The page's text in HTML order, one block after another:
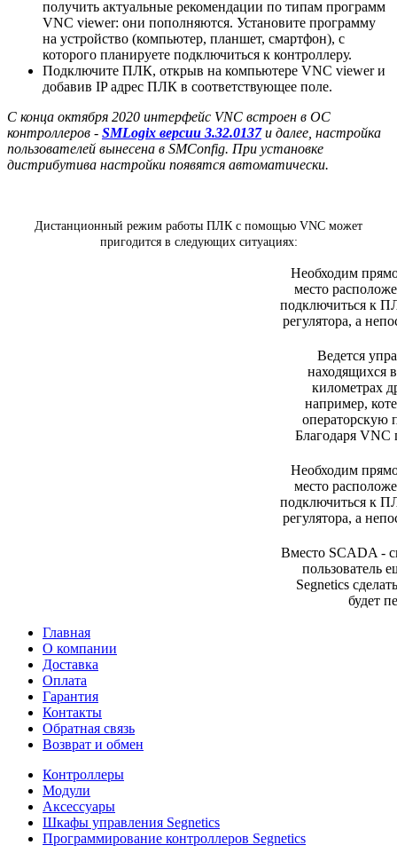
получить актуальные рекомендации по типам программ
VNC viewer: они пополняются. Установите программу
на устройство (компьютер, планшет, смартфон), с
которого планируете подключиться к контроллеру.
Подключите ПЛК, открыв на компьютере VNC viewer и
добавив IP адрес ПЛК в соответствующее поле.
С конца октября 2020 интерфейс VNC встроен в ОС
контроллеров - SMLogix версии 3.32.0137и далее, настройка
пользователей вынесена в SMConfig. При установке
дистрибутива настройки появятся автоматически.
Дистанционный режим работы ПЛК с помощью VNC может
пригодится в следующих ситуациях:
Необходим
место
подключиться к
регулятора, а
Ведется
находящихся
километрах
например,
операторскую
Благодаря VNC
Необходим
место
подключиться к
регулятора, а
Вместо SCADA -
пользователь
Segnetics
будет
Главная
О компании
Доставка
Оплата
Гарантия
Контакты
Обратная связь
Возврат и обмен
Контроллеры
Модули
Аксессуары
Шкафы управления Segnetics
Программирование контроллеров Segnetics